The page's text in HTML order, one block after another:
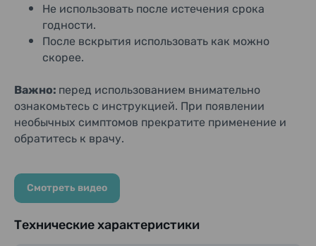
Не использовать после истечения срока
годности.
После вскрытия использовать как можно
скорее.
Важно: перед использованием внимательно
ознакомьтесь с инструкцией. При появлении
необычных симптомов прекратите применение и
обратитесь к врачу.
Смотреть видео
Технические характеристики